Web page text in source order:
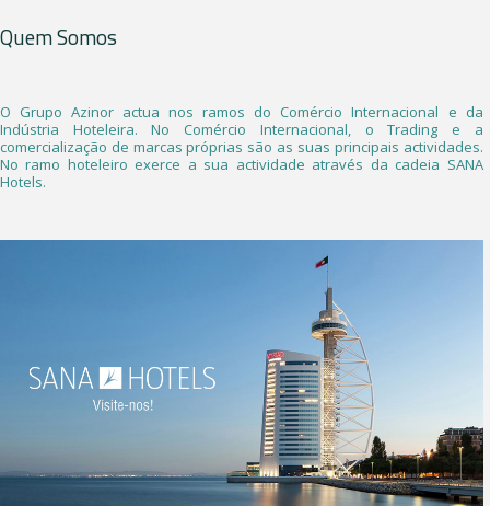
Quem Somos
O Grupo Azinor actua nos ramos do Comércio Internacional e da
Indústria Hoteleira. No Comércio Internacional, o Trading e a
comercialização de marcas próprias são as suas principais actividades.
No ramo hoteleiro exerce a sua actividade através da cadeia SANA
Hotels.